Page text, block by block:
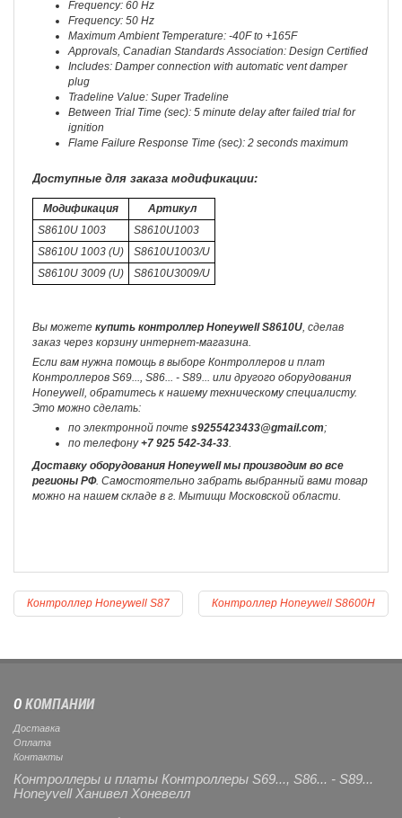
Frequency: 60 Hz
Frequency: 50 Hz
Maximum Ambient Temperature: -40F to +165F
Approvals, Canadian Standards Association: Design Certified
Includes: Damper connection with automatic vent damper
plug
Tradeline Value: Super Tradeline
Between Trial Time (sec): 5 minute delay after failed trial for
ignition
Flame Failure Response Time (sec): 2 seconds maximum
Доступные для заказа модификации:
Модификация
Артикул
S8610U 1003
S8610U1003
S8610U 1003 (U)
S8610U1003/U
S8610U 3009 (U)
S8610U3009/U
Вы можете купить контроллер Honeywell S8610U , сделав
заказ через корзину интернет-магазина.
Если вам нужна помощь в выборе Контроллеров и плат
Контроллеров S69..., S86... - S89... или другого оборудования
Honeywell, обратитесь к нашему техническому специалисту.
Это можно сделать:
по электронной почте s9255423433@gmail.com;
по телефону+7 925 542-34-33
Доставку оборудования Honeywell мы производим во все
регионы РФ. Самостоятельно забрать выбранный вами товар
можно на нашем складе в г. Мытищи Московской области.
Контроллер Honeywell S87 Контроллер Honeywell S8600H
О КОМПАНИИ
Доставка
Оплата
Контакты
Контроллеры и платы Контроллеры S69..., S86... - S89...
Honeyvell Ханивел Хоневелл